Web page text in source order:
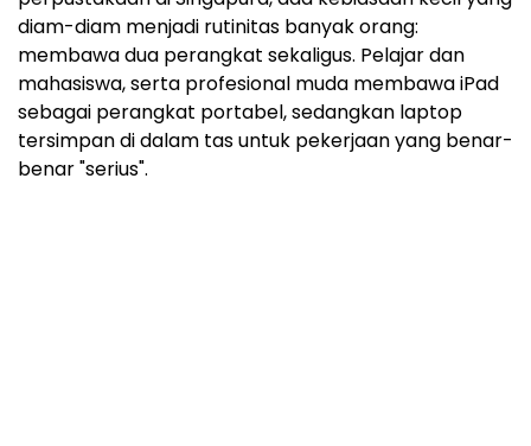
diam-diam menjadi rutinitas banyak orang:
membawa dua perangkat sekaligus. Pelajar dan
mahasiswa, serta profesional muda membawa iPad
sebagai perangkat portabel, sedangkan laptop
tersimpan di dalam tas untuk pekerjaan yang benar-
benar "serius".